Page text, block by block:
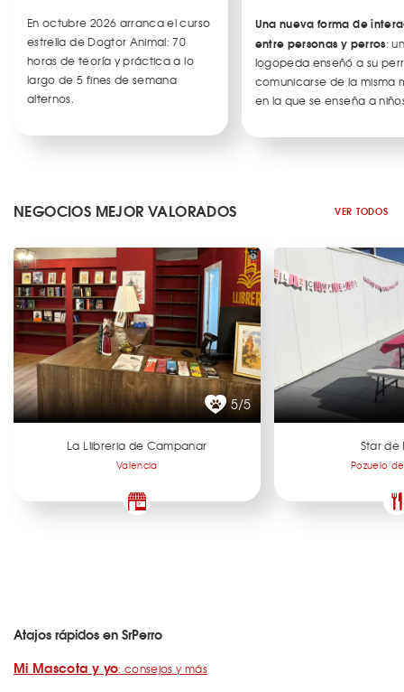
En octubre 2026 arranca el curso
estrella de Dogtor Animal: 70
horas de teoría y práctica a lo
largo de 5 fines de semana
alternos.
Una nueva forma de
entre personas y perros:
logopeda enseñó a su
comunicarse de la misma
en la que se enseña a
NEGOCIOS MEJOR VALORADOS VER TODOS
5/5
La Llibreria de Campanar
Valencia
Star de
Pozuelo
Atajos rápidos en SrPerro
Mi Mascota y yo: consejos y más